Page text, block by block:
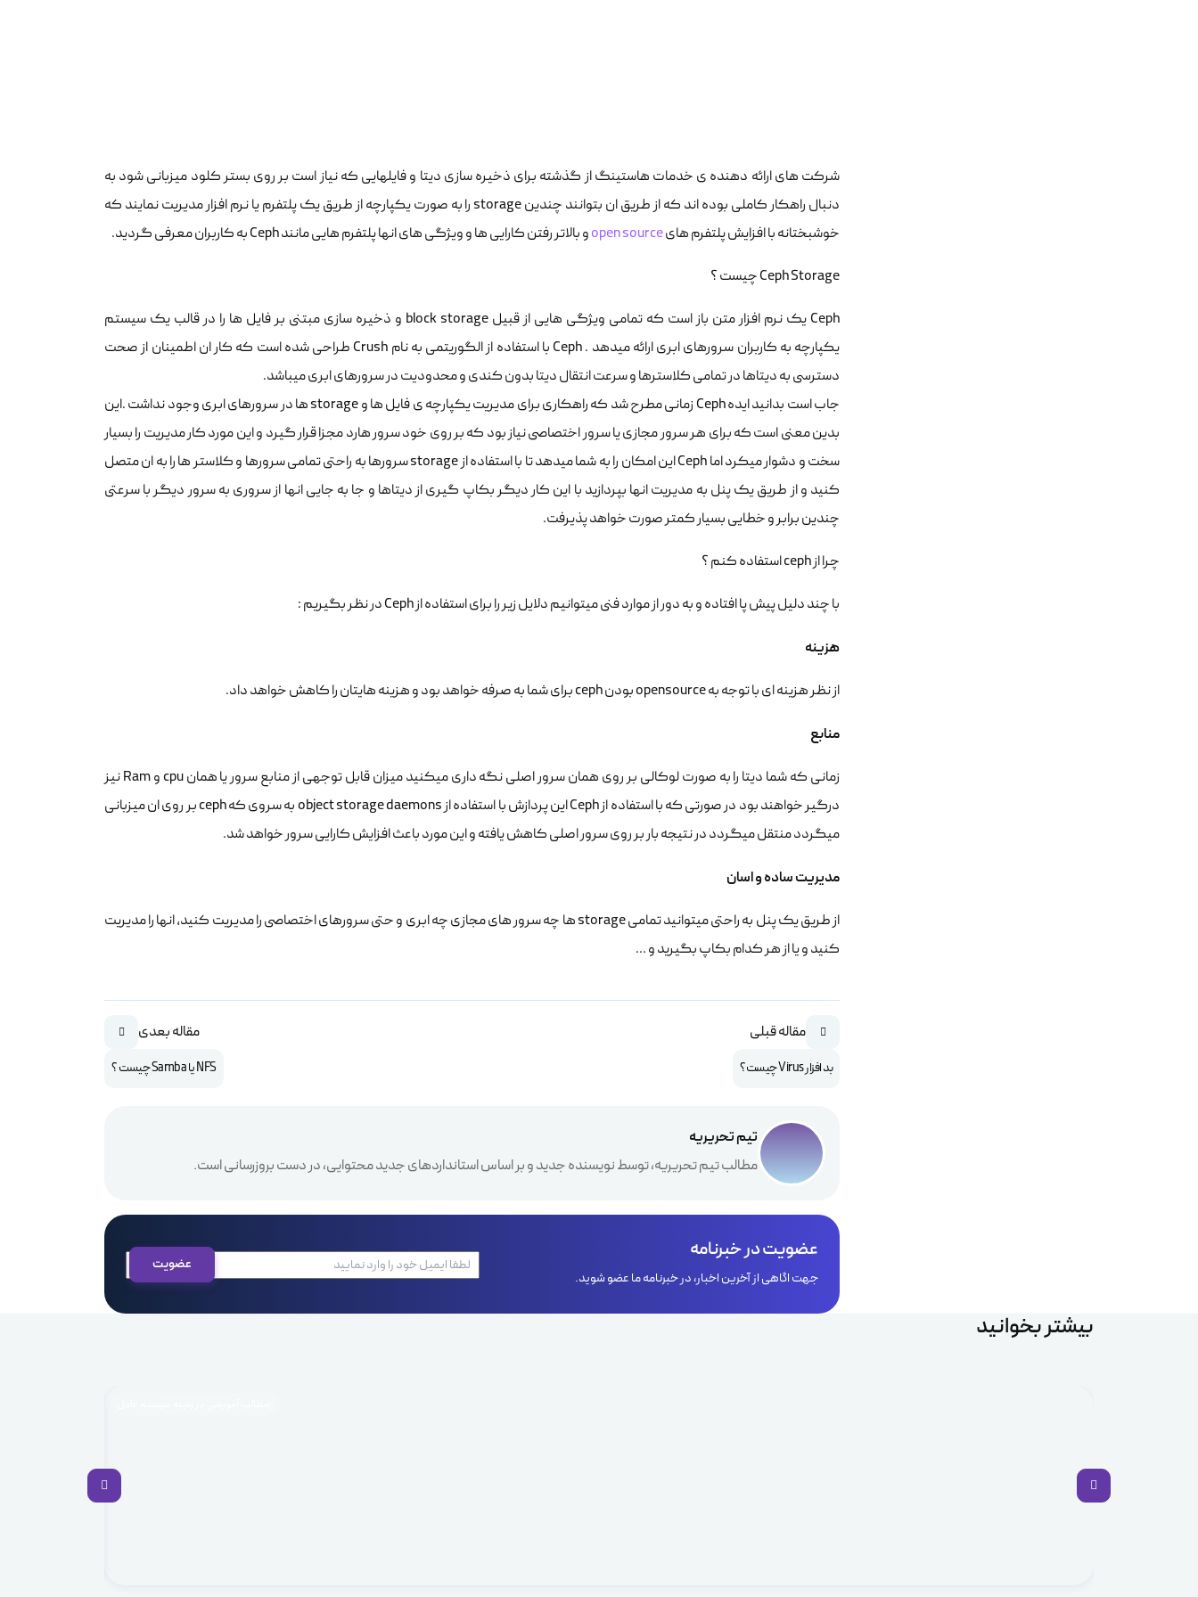
شرکت های ارائه دهنده ی خدمات هاستینگ از گذشته برای ذخیره سازی دیتا و فایلهایی که نیاز است بر روی بستر کلود میزبانی شود به
دنبال راهکار کاملی بوده اند که از طریق ان بتوانند چندین storage را به صورت یکپارچه از طریق یک پلتفرم یا نرم افزار مدیریت نمایند که
خوشبختانه با افزایش پلتفرم هایopen sourceو بالاتر رفتن کارایی ها و ویژگی های انها پلتفرم هایی مانند Ceph به کاربران معرفی گردید.
Ceph Storage چیست ؟
Ceph یک نرم افزار متن باز است که تمامی ویژگی هایی از قبیل block storage و ذخیره سازی مبتنی بر فایل ها را در قالب یک سیستم
یکپارچه به کاربران سرورهای ابری ارائه میدهد . Ceph با استفاده از الگوریتمی به نام Crush طراحی شده است که کار ان اطمینان از صحت
دسترسی به دیتاها در تمامی کلاسترها و سرعت انتقال دیتا بدون کندی و محدودیت در سرورهای ابری میباشد.
جاب است بدانید ایده Ceph زمانی مطرح شد که راهکاری برای مدیریت یکپارچه ی فایل ها و storage ها در سرورهای ابری وجود نداشت .این
بدین معنی است که برای هر سرور مجازی یا سرور اختصاصی نیاز بود که بر روی خود سرور هارد مجزا قرار گیرد و این مورد کار مدیریت را بسیار
سخت و دشوار میکرد اما Ceph این امکان را به شما میدهد تا با استفاده از storage سرورها به راحتی تمامی سرورها و کلاستر ها را به ان متصل
کنید و از طریق یک پنل به مدیریت انها بپردازید با این کار دیگر بکاپ گیری از دیتاها و جا به جایی انها از سروری به سرور دیگر با سرعتی
چندین برابر و خطایی بسیار کمتر صورت خواهد پذیرفت.
چرا از ceph استفاده کنم ؟
با چند دلیل پیش پا افتاده و به دور از موارد فنی میتوانیم دلایل زیر را برای استفاده از Ceph در نظر بگیریم :
هزینه
از نظر هزینه ای با توجه به opensource بودن ceph برای شما به صرفه خواهد بود و هزینه هایتان را کاهش خواهد داد.
منابع
زمانی که شما دیتا را به صورت لوکالی بر روی همان سرور اصلی نگه داری میکنید میزان قابل توجهی از منابع سرور یا همان cpu و Ram نیز
درگیر خواهند بود در صورتی که با استفاده از Ceph این پردازش با استفاده از object storage daemons به سروی که ceph بر روی ان میزبانی
میگردد منتقل میگردد در نتیجه بار بر روی سرور اصلی کاهش یافته و این مورد باعث افزایش کارایی سرور خواهد شد.
مدیریت ساده و اسان
از طریق یک پنل به راحتی میتوانید تمامی storage ها چه سرور های مجازی چه ابری و حتی سرورهای اختصاصی را مدیریت کنید، انها را مدیریت
کنید و یا از هر کدام بکاپ بگیرید و …
مقاله قبلی
بد افزار Virus چیست؟
مقاله بعدی
NFS یا Samba چیست ؟
تیم تحریریه
مطالب تیم تحریریه، توسط نویسنده جدید و بر اساس استانداردهای جدید محتوایی، در دست بروزرسانی است.
عضویت در خبرنامه
جهت اگاهی از آخرین اخبار، در خبرنامه ما عضو شوید.
بیشتر بخوانید